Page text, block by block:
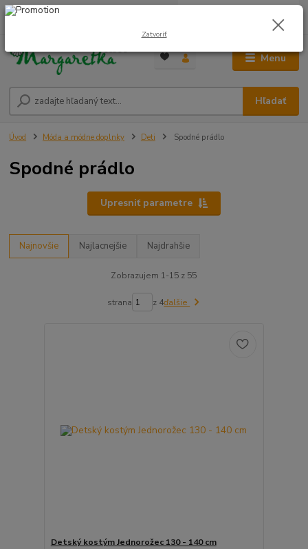
Menu
Hľadať
0948 236 042
0,00 €
Úvod Móda a módne doplnky Deti Spodné prádlo
Spodné prádlo
Upresniť parametre
Najnovšie Najlacnejšie Najdrahšie
Zobrazujem 1-15 z 55
strana z 4ďalšie
Detský kostým Jednorožec 130 - 140 cm
Zatvoriť